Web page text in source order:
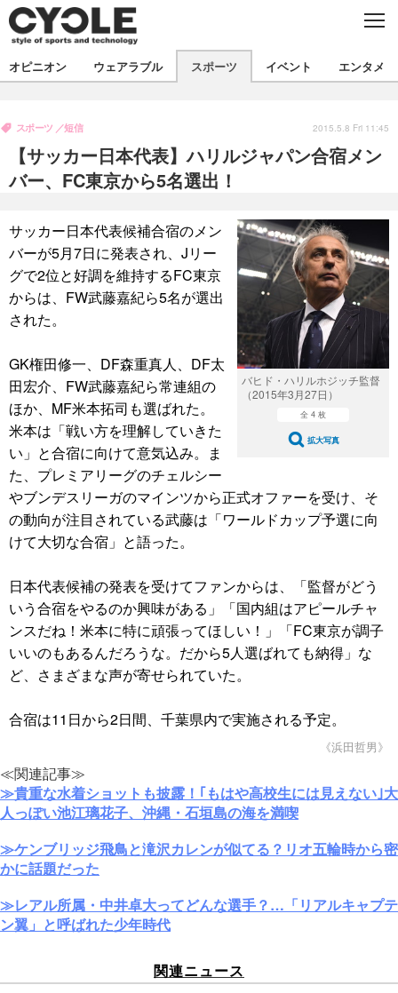
C
E
製品/用品
飲食
バックナンバー
コラム
インプレ
ボイス
デバイス
ビジネス
国内
スポーツ
選手
写真
動画
試乗会
スポーツ
ツアー
文化
芸能
出版／映画
ファッション
写真
動画
ライフ
政治
オピニオン ウェアラブル スポーツ イベント エンタメ
【サッカー日本代表】ハリルジャパン合宿メン
バー、FC東京から5名選出！
スポーツ 短信 2015.5.8 Fri 11:45
バヒド・ハリルホジッチ監督
（2015年3月27日）
全 4 枚
拡大写真
サッカー日本代表候補合宿のメン
バーが5月7日に発表され、Jリー
グで2位と好調を維持するFC東京
からは、FW武藤嘉紀ら5名が選出
された。
GK権田修一、DF森重真人、DF太
田宏介、FW武藤嘉紀ら常連組の
ほか、MF米本拓司も選ばれた。
米本は「戦い方を理解していきた
い」と合宿に向けて意気込み。ま
た、プレミアリーグのチェルシー
やブンデスリーガのマインツから正式オファーを受け、そ
の動向が注目されている武藤は「ワールドカップ予選に向
けて大切な合宿」と語った。
日本代表候補の発表を受けてファンからは、「監督がどう
いう合宿をやるのか興味がある」「国内組はアピールチャ
ンスだね！米本に特に頑張ってほしい！」「FC東京が調子
いいのもあるんだろうな。だから5人選ばれても納得」な
ど、さまざまな声が寄せられていた。
合宿は11日から2日間、千葉県内で実施される予定。
《浜田哲男》
≪関連記事≫
≫貴重な水着ショットも披露！｢もはや高校生には見えない｣大
人っぽい池江璃花子、沖縄・石垣島の海を満喫
≫ケンブリッジ飛鳥と滝沢カレンが似てる？リオ五輪時から密
かに話題だった
≫レアル所属・中井卓大ってどんな選手？…「リアルキャプテ
ン翼」と呼ばれた少年時代
関連ニュース